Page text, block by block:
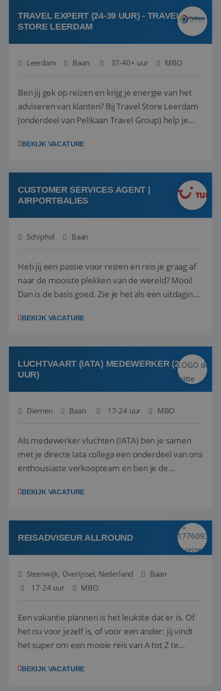
TRAVEL EXPERT (24-39 UUR) - TRAVEL
STORE LEERDAM
Leerdam Baan 37-40+ uur MBO
Ben jij gek op reizen en krijg je energie van het
adviseren van klanten? Bij Travel Store Leerdam
(onderdeel van Pelikaan Travel Group) help je
vinden. Samen maken we van elke reis een
hebt in de reisbranche of j...
BEKIJK VACATURE
CUSTOMER SERVICES AGENT |
AIRPORTBALIES
Schiphol Baan
Heb jij een passie voor reizen en reis je graag af
naar de mooiste plekken van de wereld? Mooi!
Dan is de basis goed. Zie je het als een uitdaging
het samenstellen en boeken van de perfecte
deze onderdelen zijn nu samen gevoegd...
BEKIJK VACATURE
LUCHTVAART (IATA) MEDEWERKER (24-32
UUR)
Diemen Baan 17-24 uur MBO
Als medewerker vluchten (IATA) ben je samen
met je directe Iata collega een onderdeel van ons
enthousiaste verkoopteam en ben je de
en tarieven waar je collega’s niet uitkomen.
kwaliteitsbewaking van alles wat met IATA te m...
BEKIJK VACATURE
REISADVISEUR ALLROUND
Steenwijk, Overijssel, Nederland
Baan
17-24 uur
MBO
Een vakantie plannen is het leukste dat er is. Of
het nu voor jezelf is, of voor een ander: jij vindt
het super om een mooie reis van A tot Z te
vakantiegangers de meest prachtige plekjes op
BEKIJK VACATURE